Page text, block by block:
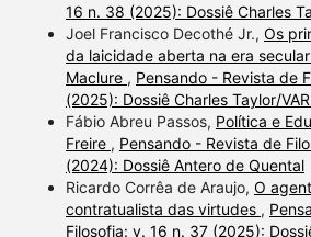
16 n. 38 (2025): Dossiê Charles
Joel Francisco Decothé Jr., Os
da laicidade aberta na era
Maclure , Pensando - Revista de
(2025): Dossiê Charles Taylor/
Fábio Abreu Passos, Política e
Freire , Pensando - Revista de
(2024): Dossiê Antero de Quental
Ricardo Corrêa de Araujo, O
contratualista das virtudes ,
Filosofia: v. 16 n. 37 (2025):